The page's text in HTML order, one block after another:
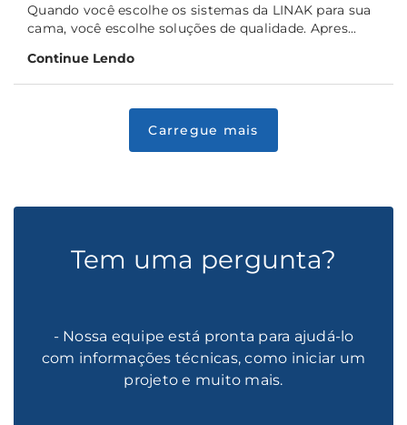
Quando você escolhe os sistemas da LINAK para sua
cama, você escolhe soluções de qualidade. Apres...
Continue Lendo
Tem uma pergunta?
- Nossa equipe está pronta para ajudá-lo
com informações técnicas, como iniciar um
projeto e muito mais.